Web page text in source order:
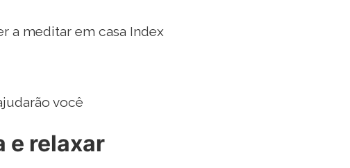
a meditar em casa Index
você
e relaxar